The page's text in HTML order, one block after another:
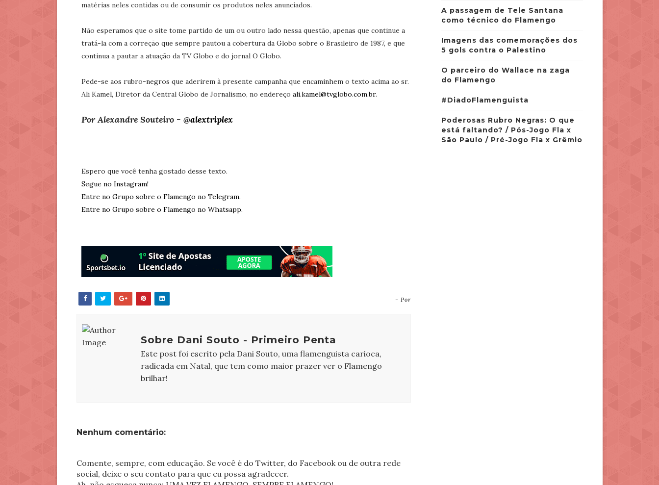
matérias neles contidas ou de consumir os produtos neles anunciados.
Não esperamos que o site tome partido de um ou outro lado nessa questão, apenas que continue a
tratá-la com a correção que sempre pautou a cobertura da Globo sobre o Brasileiro de 1987, e que
continua a pautar a atuação da TV Globo e do jornal O Globo.
Pede-se aos rubro-negros que aderirem à presente campanha que encaminhem o texto acima ao sr.
Ali Kamel, Diretor da Central Globo de Jornalismo, no endereço ali.kamel@tvglobo.com.br.
Por Alexandre Souteiro - @alextriplex
Espero que você tenha gostado desse texto.
Segue no Instagram!
Entre no Grupo sobre o Flamengo no Telegram.
Entre no Grupo sobre o Flamengo no Whatsapp.
- Por
Sobre Dani Souto - Primeiro Penta
Este post foi escrito pela Dani Souto, uma flamenguista carioca,
radicada em Natal, que tem como maior prazer ver o Flamengo
brilhar!
Nenhum comentário:
Comente, sempre, com educação. Se você é do Twitter, do Facebook ou de outra rede
social, deixe o seu contato para que eu possa agradecer.
A passagem de Tele Santana
como técnico do Flamengo
Imagens das comemorações dos
5 gols contra o Palestino
O parceiro do Wallace na zaga
do Flamengo
#DiadoFlamenguista
Poderosas Rubro Negras: O que
está faltando? / Pós-Jogo Fla x
São Paulo / Pré-Jogo Fla x Grêmio